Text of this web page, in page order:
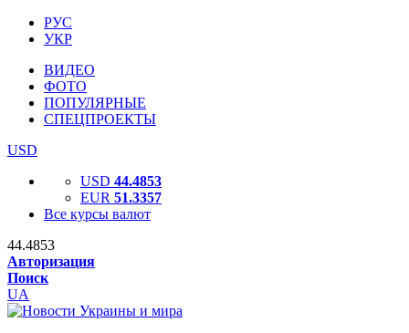
РУС
УКР
ВИДЕО
ФОТО
ПОПУЛЯРНЫЕ
СПЕЦПРОЕКТЫ
USD
USD 44.4853
EUR 51.3357
Все курсы валют
44.4853
Авторизация
Поиск
UA